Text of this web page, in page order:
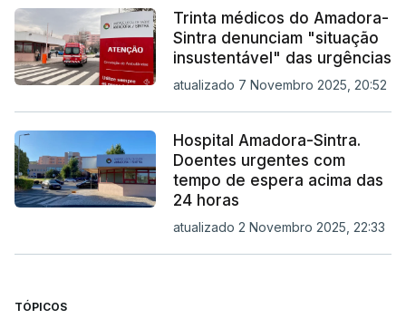
Trinta médicos do Amadora-
Sintra denunciam "situação
insustentável" das urgências
atualizado 7 Novembro 2025, 20:52
Hospital Amadora-Sintra.
Doentes urgentes com
tempo de espera acima das
24 horas
atualizado 2 Novembro 2025, 22:33
TÓPICOS